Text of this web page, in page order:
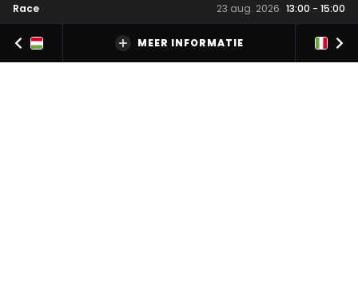
Race
23 aug. 2026 13:00 - 15:00
MEER INFORMATIE